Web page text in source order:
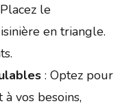
le
en triangle.
: Optez pour
vos besoins,